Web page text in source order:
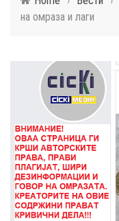
на омраза и лаги